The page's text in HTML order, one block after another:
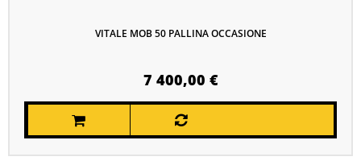
VITALE MOB 50 PALLINA OCCASIONE
7 400,00 €